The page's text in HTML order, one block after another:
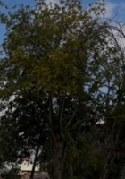
y cultural
y los
y conocer